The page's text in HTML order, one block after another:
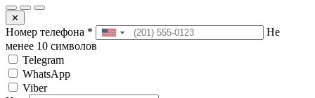
✕
Номер телефона *
Не
менее 10 символов
Telegram
WhatsApp
Viber